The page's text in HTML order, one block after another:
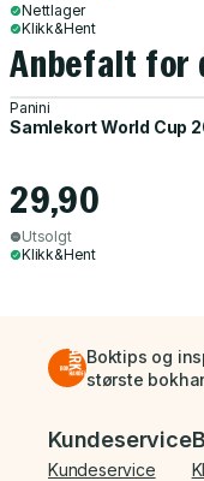
Nettlager
Klikk&Hent
Anbefalt for
Panini
Samlekort World Cup
29,90
Utsolgt
Klikk&Hent
Boktips og
største
Bunnmeny
Kundeservice
Kundeservice